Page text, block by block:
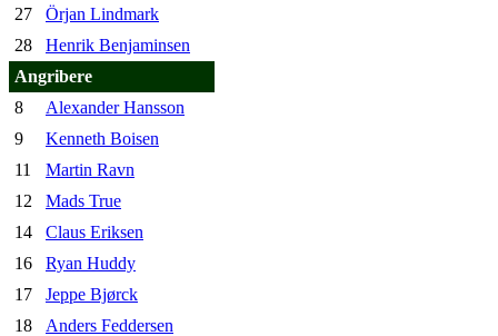
27
Örjan Lindmark
28
Henrik Benjaminsen
Angribere
8
Alexander Hansson
9
Kenneth Boisen
11
Martin Ravn
12
Mads True
14
Claus Eriksen
16
Ryan Huddy
17
Jeppe Bjørck
18
Anders Feddersen